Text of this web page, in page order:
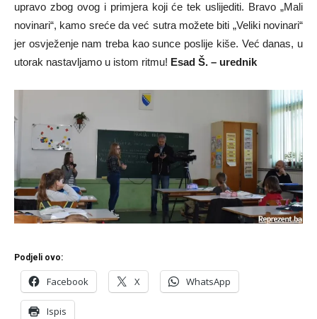
upravo zbog ovog i primjera koji će tek uslijediti. Bravo „Mali
novinari“, kamo sreće da već sutra možete biti „Veliki novinari“
jer osvježenje nam treba kao sunce poslije kiše. Već danas, u
utorak nastavljamo u istom ritmu! Esad Š. – urednik
Podjeli ovo:
Facebook X WhatsApp
Ispis